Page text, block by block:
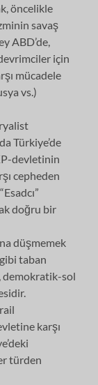
öncelikle
savaş
ABD’de,
için
mücadele
vs.)
Türkiye’de
devletinin
cepheden
doğru bir
düşmemek
taban
demokratik-sol
karşı
türden